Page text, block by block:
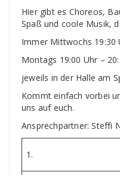
Hier gibt es Choreos,
Spaß und coole Musik,
Immer Mittwochs 19:30
Montags 19:00 Uhr –
jeweils in der Halle am
Kommt einfach vorbei
uns auf euch.
Ansprechpartner: Steffi
1.